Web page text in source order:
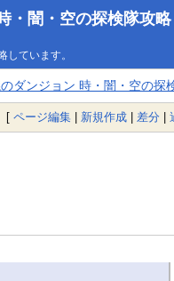
・闇・空の探検隊攻略
しています。
ダンジョン 時・闇・空の探
[ ページ編集 | 新規作成 | 差分 |